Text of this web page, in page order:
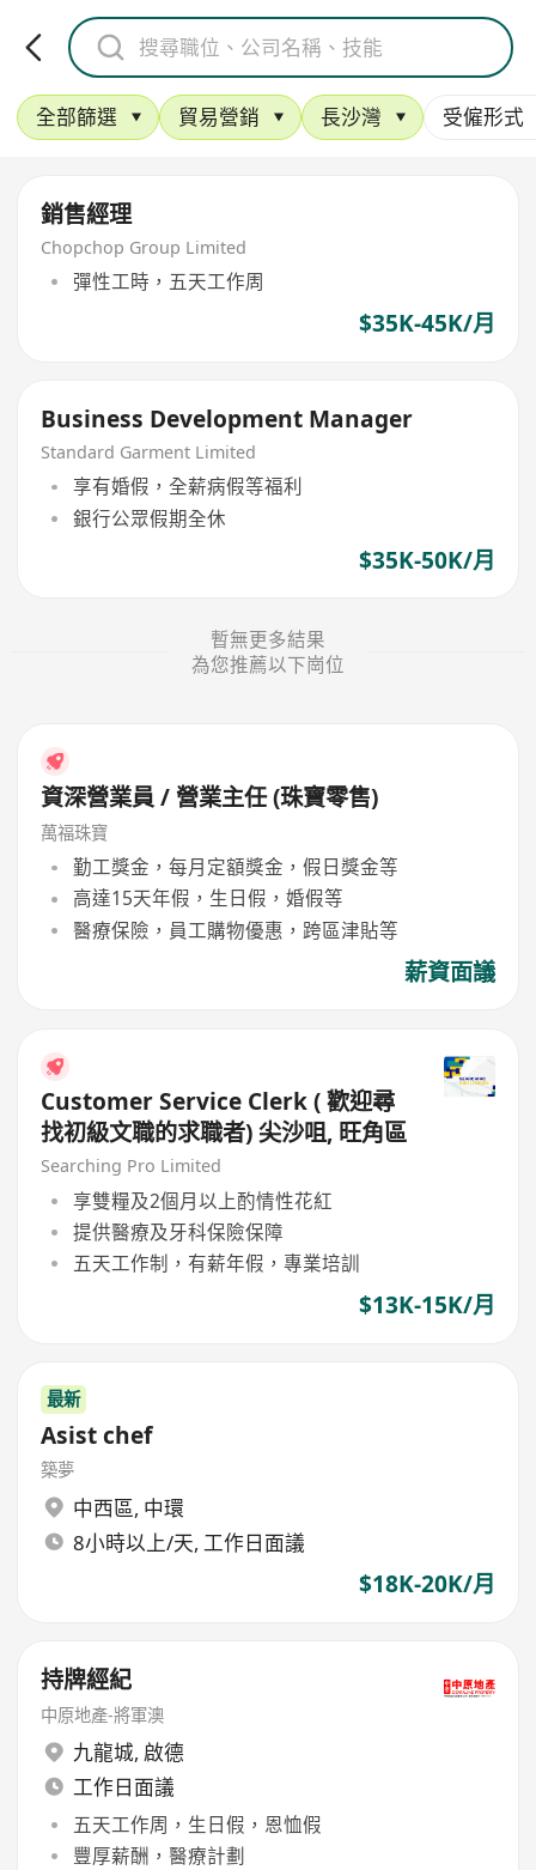
全部篩選 貿易營銷 長沙灣 受僱形式
銷售經理
Chopchop Group Limited
彈性工時，五天工作周
$35K-45K/月
Business Development Manager
Standard Garment Limited
享有婚假，全薪病假等福利
銀行公眾假期全休
$35K-50K/月
暫無更多結果
為您推薦以下崗位
資深營業員 / 營業主任 (珠寶零售)
萬福珠寶
勤工獎金，每月定額獎金，假日獎金等
高達15天年假，生日假，婚假等
醫療保險，員工購物優惠，跨區津貼等
薪資面議
Customer Service Clerk ( 歡迎尋
找初級文職的求職者) 尖沙咀, 旺角區
Searching Pro Limited
享雙糧及2個月以上酌情性花紅
提供醫療及牙科保險保障
五天工作制，有薪年假，專業培訓
$13K-15K/月
最新
Asist chef
築夢
中西區, 中環
8小時以上/天, 工作日面議
$18K-20K/月
持牌經紀
中原地產-將軍澳
九龍城, 啟德
工作日面議
五天工作周，生日假，恩恤假
豐厚薪酬，醫療計劃